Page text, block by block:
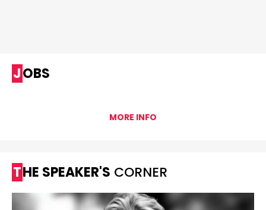
JOBS
MORE INFO
THE SPEAKER'S CORNER